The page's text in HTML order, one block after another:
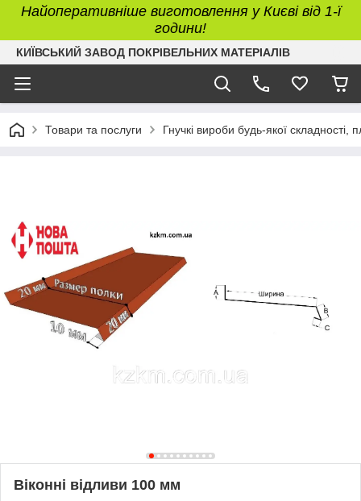
Найоперативніше виготовлення у Києві від 1-ї
години!
КИЇВСЬКИЙ ЗАВОД ПОКРІВЕЛЬНИХ МАТЕРІАЛІВ
Товари та послуги Гнучкі вироби будь-якої
Віконні відливи 100 мм